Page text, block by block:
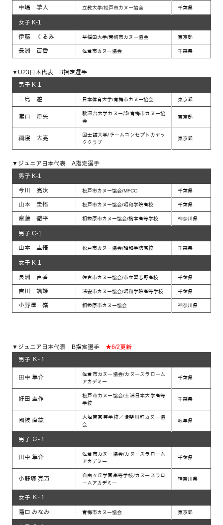
中嶋 学人 立教大学/松戸市カヌー協会 千葉県
女子 K-1
伊藤 くるみ 早稲田大学/青梅市カヌー協会 東京都
長洲 百香 佐倉市カヌー協会 千葉県
▼U23日本代表 B指定選手
男子 K-1
三島 遊 日本体育大学/青梅市カヌー協会 東京都
瀧口 将矢
駿河台大学カヌー部/青梅市カヌー協
会
東京都
禰寝 大亮
国士舘大学/チームコンセプトカヤッ
ククラブ
東京都
▼ジュニア日本代表 A指定選手
男子 K-1
今川 亮汰 松戸市カヌー協会/MFCC 千葉県
山本 圭悟 松戸市カヌー協会/昭和学院高校 千葉県
齋藤 徹平 相模原市カヌー協会/橋本高等学校 神奈川県
男子 C-1
山本 圭悟 松戸市カヌー協会/昭和学院高校 千葉県
女子 K-1
長洲 百香 佐倉市カヌー協会/市立習志野高校 千葉県
吉川 颯姫 浦安市カヌー協会/昭和学院高等学校 千葉県
小野澤 嶺 相模原市カヌー協会 神奈川県
▼ジュニア日本代表 B指定選手 ★6/2更新
男子 Ｋ-１
田中 隼介
佐倉市カヌー協会/カヌースラローム
アカデミー
千葉県
好田 圭作
松戸市カヌー協会/土浦日本大学高等
学校
千葉県
國枝 直紘
大垣南高等学校／揖斐川町カヌー協
会
岐阜県
男子 Ｃ-１
田中 隼介
佐倉市カヌー協会/カヌースラローム
アカデミー
千葉県
小野塚 亮万
自由ヶ丘学園高等学校/カヌースラロ
ームアカデミー
神奈川県
女子 Ｋ-１
瀧口 みなみ 青梅市カヌー協会 東京都